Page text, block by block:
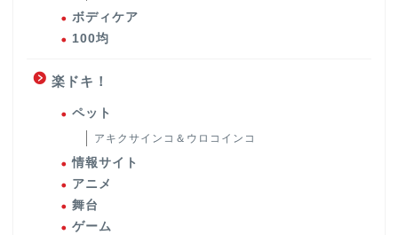
ボディケア
100均
楽ドキ！
ペット
アキクサインコ＆ウロコインコ
情報サイト
アニメ
舞台
ゲーム